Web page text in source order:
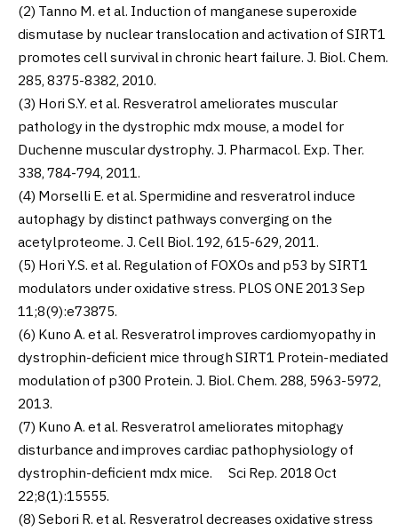
(2) Tanno M. et al. Induction of manganese superoxide
dismutase by nuclear translocation and activation of SIRT1
promotes cell survival in chronic heart failure. J. Biol. Chem.
285, 8375-8382, 2010.
(3) Hori S.Y. et al. Resveratrol ameliorates muscular
pathology in the dystrophic mdx mouse, a model for
Duchenne muscular dystrophy. J. Pharmacol. Exp. Ther.
338, 784-794, 2011.
(4) Morselli E. et al. Spermidine and resveratrol induce
autophagy by distinct pathways converging on the
acetylproteome. J. Cell Biol. 192, 615-629, 2011.
(5) Hori Y.S. et al. Regulation of FOXOs and p53 by SIRT1
modulators under oxidative stress. PLOS ONE 2013 Sep
11;8(9):e73875.
(6) Kuno A. et al. Resveratrol improves cardiomyopathy in
dystrophin-deficient mice through SIRT1 Protein-mediated
modulation of p300 Protein. J. Biol. Chem. 288, 5963-5972,
2013.
(7) Kuno A. et al. Resveratrol ameliorates mitophagy
disturbance and improves cardiac pathophysiology of
dystrophin-deficient mdx mice. Sci Rep. 2018 Oct
22;8(1):15555.
(8) Sebori R. et al. Resveratrol decreases oxidative stress